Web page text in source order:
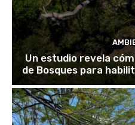
Un estudio revela
de Bosques para